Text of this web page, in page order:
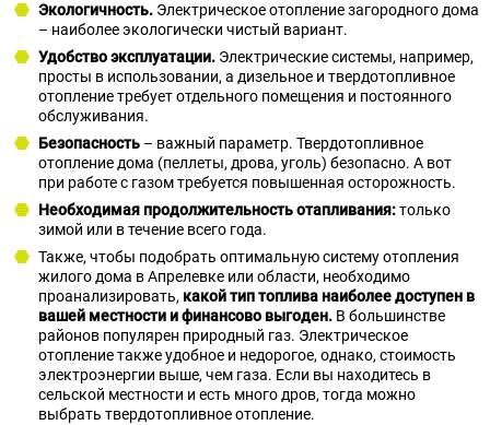
Экологичность. Электрическое отопление загородного дома
– наиболее экологически чистый вариант.
Удобство эксплуатации. Электрические системы, например,
просты в использовании, а дизельное и твердотопливное
отопление требует отдельного помещения и постоянного
обслуживания.
Безопасность – важный параметр. Твердотопливное
отопление дома (пеллеты, дрова, уголь) безопасно. А вот
при работе с газом требуется повышенная осторожность.
Необходимая продолжительность отапливания:только
зимой или в течение всего года.
Также, чтобы подобрать оптимальную систему отопления
жилого дома в Апрелевке или области, необходимо
проанализировать, какой тип топлива наиболее доступен в
вашей местности и финансово выгоден. В большинстве
районов популярен природный газ. Электрическое
отопление также удобное и недорогое, однако, стоимость
электроэнергии выше, чем газа. Если вы находитесь в
сельской местности и есть много дров, тогда можно
выбрать твердотопливное отопление.